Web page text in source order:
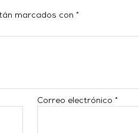
marcados con*
Correo electrónico*